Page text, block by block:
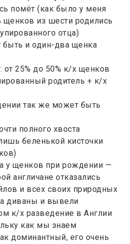
помёт (как было у меня
из шести родились
отца)
быть и один-два щенка
25% до 50% к/х щенков
родитель + к/х
так же может быть
полного хвоста
беленькой кисточки
у щенков при рождении —
англичане отказались
и всех своих природных
диваны и вывели
к/х разведение в Англии
как мы знаем
доминантный, его очень